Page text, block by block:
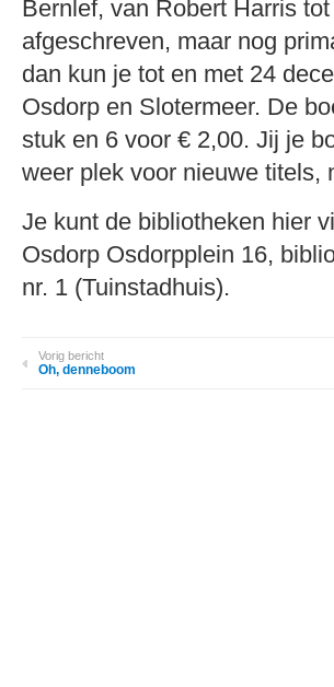
Bernlef, van Robert Harris
afgeschreven, maar nog
dan kun je tot en met 24
Osdorp en Slotermeer. De
stuk en 6 voor € 2,00. Jij je
weer plek voor nieuwe titels,
Je kunt de bibliotheken hier
Osdorp Osdorpplein 16,
nr. 1 (Tuinstadhuis).
Vorig bericht
Oh, denneboom